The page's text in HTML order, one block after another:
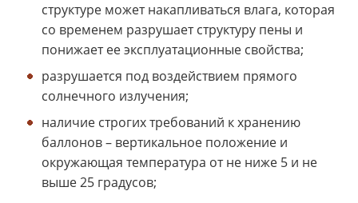
структуре может накапливаться влага, которая
со временем разрушает структуру пены и
понижает ее эксплуатационные свойства;
разрушается под воздействием прямого
солнечного излучения;
наличие строгих требований к хранению
баллонов – вертикальное положение и
окружающая температура от не ниже 5 и не
выше 25 градусов;